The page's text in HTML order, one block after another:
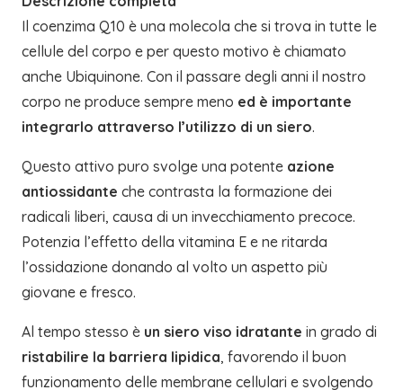
Il coenzima Q10 è una molecola che si trova in tutte le
cellule del corpo e per questo motivo è chiamato
anche Ubiquinone. Con il passare degli anni il nostro
corpo ne produce sempre meno ed è importante
integrarlo attraverso l’utilizzo di un siero.
Questo attivo puro svolge una potente azione
antiossidante che contrasta la formazione dei
radicali liberi, causa di un invecchiamento precoce.
Potenzia l’effetto della vitamina E e ne ritarda
l’ossidazione donando al volto un aspetto più
giovane e fresco.
Al tempo stesso è un siero viso idratante in grado di
ristabilire la barriera lipidica, favorendo il buon
funzionamento delle membrane cellulari e svolgendo